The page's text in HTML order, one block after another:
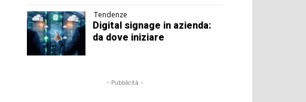
Tendenze
Digital signage in azienda:
da dove iniziare
- Pubblicità -